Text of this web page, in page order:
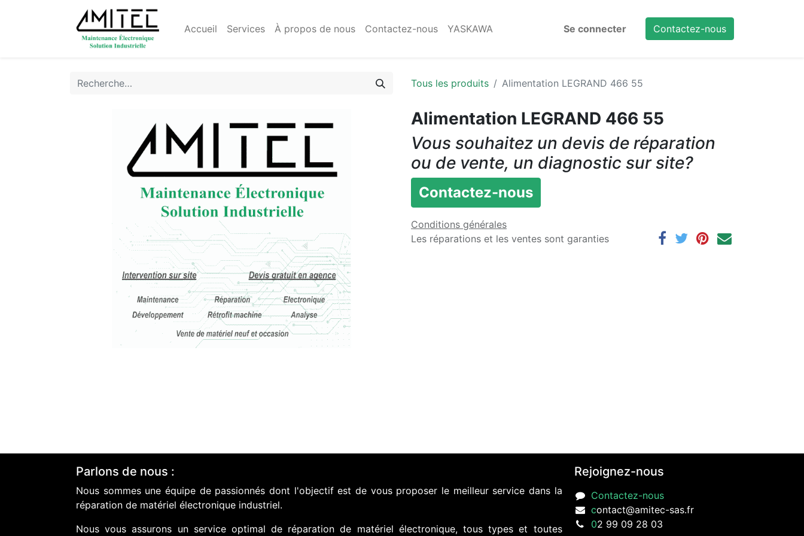
Accueil Services À propos de nous Contactez-nous YASKAWA Se connecter Contactez-nous
Tous les produits Alimentation LEGRAND 466 55
Alimentation LEGRAND 466 55
Vous souhaitez un devis de réparation
ou de vente, un diagnostic sur site?
Contactez-nous
Conditions générales
Les réparations et les ventes sont garanties
Parlons de nous :
Nous sommes une équipe de passionnés dont l'objectif est de vous proposer le meilleur service dans la
réparation de matériel électronique industriel.
Nous vous assurons un service optimal de réparation de matériel électronique, tous types et toutes
Rejoignez-nous
Contactez-nous
contact@amitec-sas.fr
02 99 09 28 03